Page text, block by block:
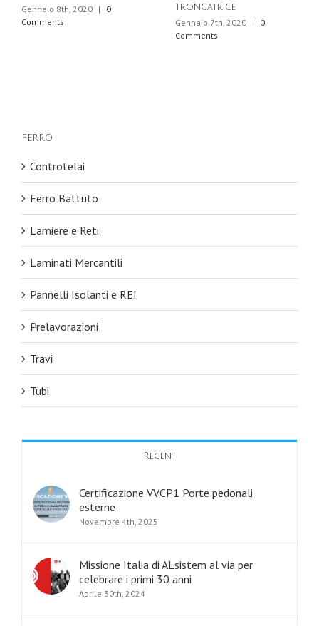
Gennaio 8th, 2020 |
0
Comments
troncatrice
Gennaio 7th, 2020 |
0
Comments
FERRO
Controtelai
Ferro Battuto
Lamiere e Reti
Laminati Mercantili
Pannelli Isolanti e REI
Prelavorazioni
Travi
Tubi
Recent
Certificazione VVCP1 Porte pedonali
esterne
Novembre 4th, 2025
Missione Italia di ALsistem al via per
celebrare i primi 30 anni
Aprile 30th, 2024